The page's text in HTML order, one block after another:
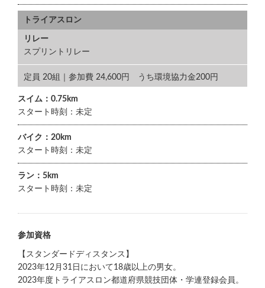
トライアスロン
リレー
スプリントリレー
定員 20組｜参加費 24,600円 うち環境協力金200円
スイム：0.75km
スタート時刻：未定
バイク：20km
スタート時刻：未定
ラン：5km
スタート時刻：未定
参加資格
【スタンダードディスタンス】
2023年12月31日において18歳以上の男女。
2023年度トライアスロン都道府県競技団体・学連登録会員。